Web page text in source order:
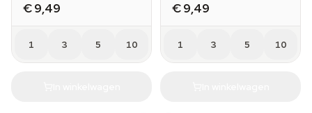
€ 9,49
1 3 5 10
€ 9,49
1 3 5 10